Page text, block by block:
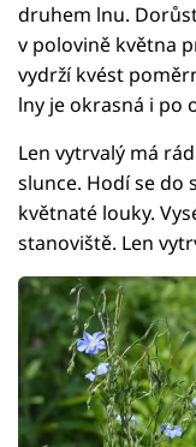
druhem lnu.
v polovině května
vydrží kvést
lny je okrasná i po
Len vytrvalý má
slunce. Hodí se do
květnaté louky.
stanoviště. Len